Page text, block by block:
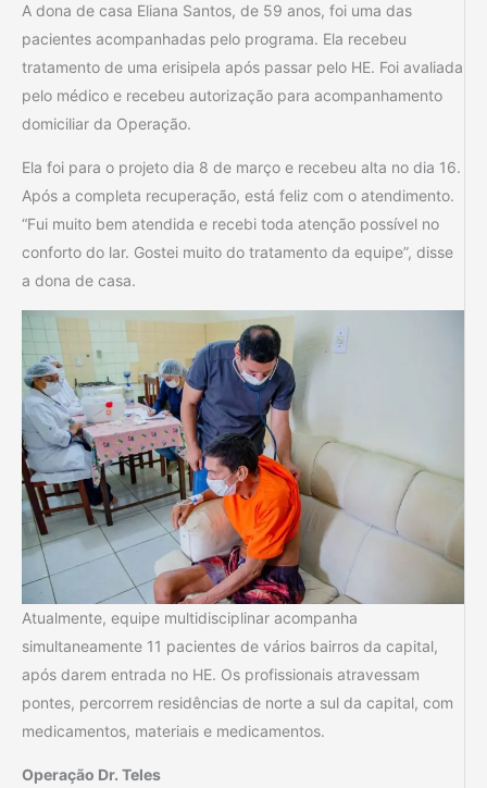
A dona de casa Eliana Santos, de 59 anos, foi uma das
pacientes acompanhadas pelo programa. Ela recebeu
tratamento de uma erisipela após passar pelo HE. Foi avaliada
pelo médico e recebeu autorização para acompanhamento
domiciliar da Operação.
Ela foi para o projeto dia 8 de março e recebeu alta no dia 16.
Após a completa recuperação, está feliz com o atendimento.
“Fui muito bem atendida e recebi toda atenção possível no
conforto do lar. Gostei muito do tratamento da equipe”, disse
a dona de casa.
Atualmente, equipe multidisciplinar acompanha
simultaneamente 11 pacientes de vários bairros da capital,
após darem entrada no HE. Os profissionais atravessam
pontes, percorrem residências de norte a sul da capital, com
medicamentos, materiais e medicamentos.
Operação Dr. Teles